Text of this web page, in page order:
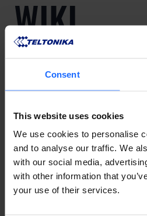
Consent
This website uses cookies
We use cookies to personalise
and to analyse our traffic. We
with our social media,
with other information that
your use of their services.
WIKI
BASE
In unserer Wiki Knowledge
neueste Firmware,
und Anleitungen für den
WIKI